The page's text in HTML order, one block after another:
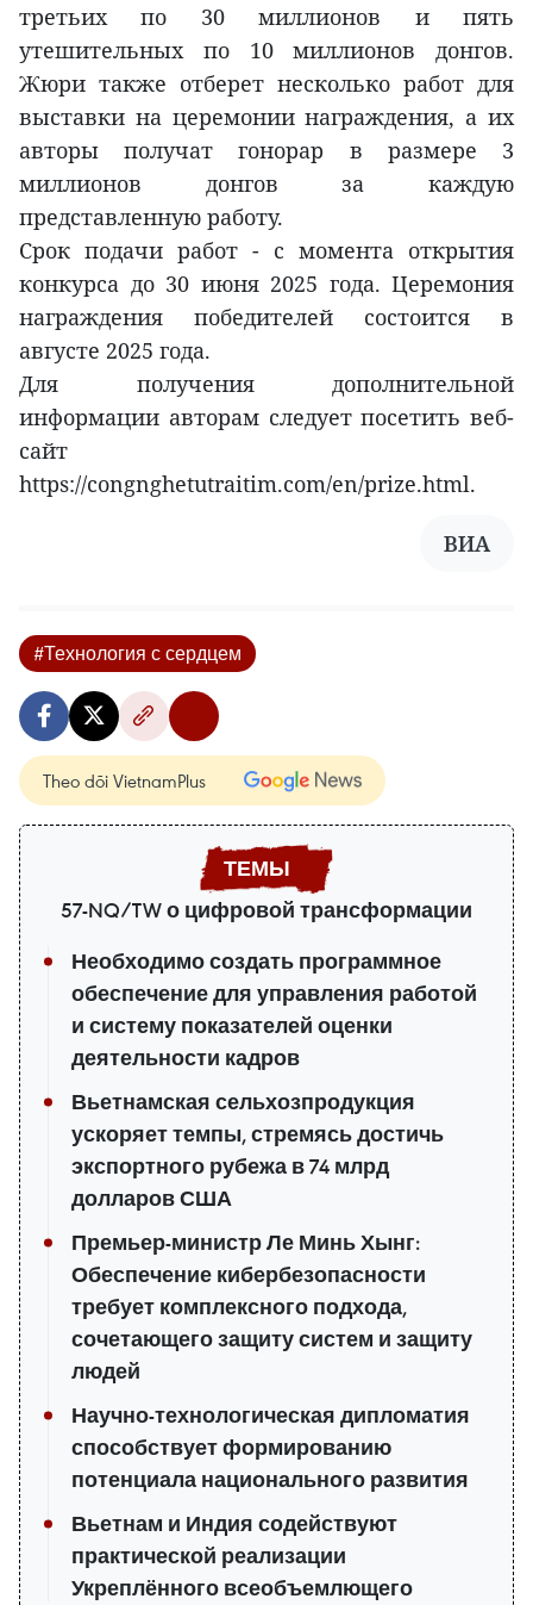
третьих по 30 миллионов и пять
утешительных по 10 миллионов донгов.
Жюри также отберет несколько работ для
выставки на церемонии награждения, а их
авторы получат гонорар в размере 3
миллионов донгов за каждую
представленную работу.
Срок подачи работ - с момента открытия
конкурса до 30 июня 2025 года. Церемония
награждения победителей состоится в
августе 2025 года.
Для получения дополнительной
информации авторам следует посетить веб-
сайт
https://congnghetutraitim.com/en/prize.html.
ВИА
#Технология с сердцем
Theo dõi VietnamPlus
57-NQ/TW о цифровой трансформации
Необходимо создать программное
обеспечение для управления работой
и систему показателей оценки
деятельности кадров
Вьетнамская сельхозпродукция
ускоряет темпы, стремясь достичь
экспортного рубежа в 74 млрд
долларов США
Премьер-министр Ле Минь Хынг:
Обеспечение кибербезопасности
требует комплексного подхода,
сочетающего защиту систем и защиту
людей
Научно-технологическая дипломатия
способствует формированию
потенциала национального развития
Вьетнам и Индия содействуют
практической реализации
Укреплённого всеобъемлющего